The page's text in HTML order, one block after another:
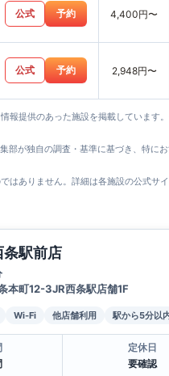
公式 予約 4,400円〜
公式 予約 2,948円〜
報提供のあった施設を掲載しています
部が独自の調査・基準に基づき、特に
はありません。詳細は各施設の公式サ
条駅前店
本町12-3JR西条駅店舗1F
Wi-Fi 他店舗利用 駅から5分以
定休日
要確認